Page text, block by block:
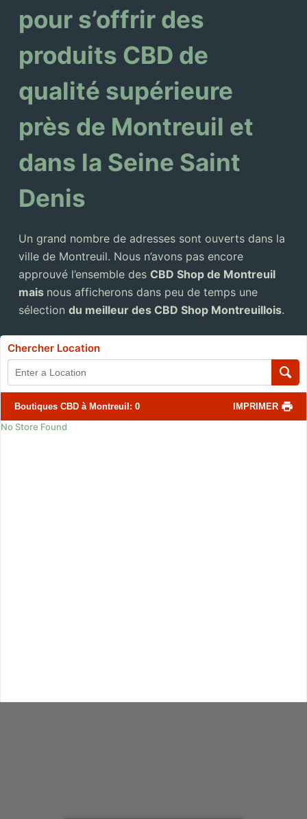
pour s’offrir des
produits CBD de
qualité supérieure
près de Montreuil et
dans la Seine Saint
Denis
Un grand nombre de adresses sont ouverts dans la
ville de Montreuil. Nous n’avons pas encore
approuvé l’ensemble des CBD Shop de Montreuil
mais nous afficherons dans peu de temps une
sélection du meilleur des CBD Shop Montreuillois.
Chercher Location
Boutiques CBD à Montreuil: 0 IMPRIMER
No Store Found